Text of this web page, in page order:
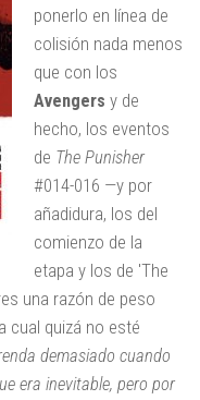
ponerlo en línea de
colisión nada menos
que con los
Avengers y de
hecho, los eventos
de The Punisher
#014-016 —y por
añadidura, los del
comienzo de la
etapa y los de 'The
una razón de peso
cual quizá no esté
demasiado cuando
era inevitable, pero por